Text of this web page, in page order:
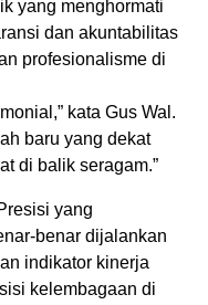
yang menghormati
dan akuntabilitas
profesionalisme di
kata Gus Wal.
baru yang dekat
di balik seragam.”
yang
benar dijalankan
indikator kinerja
kelembagaan di